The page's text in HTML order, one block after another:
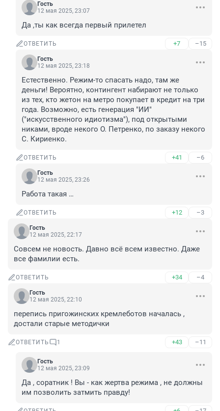
Гость
12 мая 2025, 23:07
Да ,ты как всегда первый прилетел
ОТВЕТИТЬ +7 –15
Гость
12 мая 2025, 23:18
Естественно. Режим-то спасать надо, там же
деньги! Вероятно, контингент набирают не только
из тех, кто жетон на метро покупает в кредит на три
года. Возможно, есть генерация "ИИ"
("искусственного идиотизма"), под открытыми
никами, вроде некого О. Петренко, по заказу некого
С. Кириенко.
ОТВЕТИТЬ +41 –6
Гость
12 мая 2025, 23:26
Работа такая …
ОТВЕТИТЬ +12 –3
Гость
12 мая 2025, 22:17
Совсем не новость. Давно всё всем известно. Даже
все фамилии есть.
ОТВЕТИТЬ +34 –4
Гость
12 мая 2025, 22:10
перепись пригожинских кремлеботов началась ,
достали старые методички
ОТВЕТИТЬ 1 +43 –11
Гость
12 мая 2025, 23:09
Да , соратник ! Вы - как жертва режима , не должны
им позволить затмить правду!